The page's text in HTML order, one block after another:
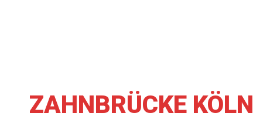
ZAHNBRÜCKE KÖLN